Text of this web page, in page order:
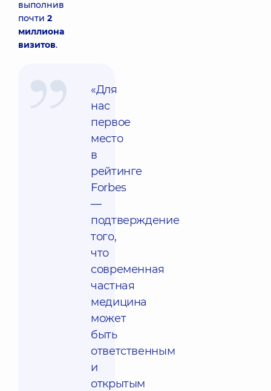
выполнив
почти 2
миллиона
визитов.
«Для
нас
первое
место
в
рейтинге
Forbes
—
подтверждение
того,
что
современная
частная
медицина
может
быть
ответственным
и
открытым